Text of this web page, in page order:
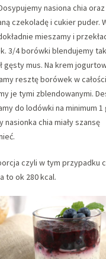
nasiona chia oraz
czekoladę i cukier puder.
mieszamy i
3/4 borówki blendujemy
gęsty mus. Na krem
resztę borówek w
je tymi zblendowanymi.
do lodówki na minimum 1
nasionka chia miały szansę
czyli w tym przypadku
to ok 280 kcal.